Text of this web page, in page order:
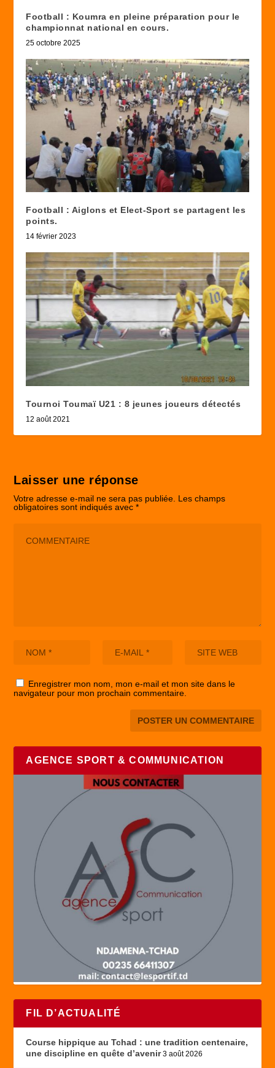
Football : Koumra en pleine préparation pour le
championnat national en cours.
25 octobre 2025
Football : Aiglons et Elect-Sport se partagent les
points.
14 février 2023
Tournoi Toumaï U21 : 8 jeunes joueurs détectés
12 août 2021
Laisser une réponse
Votre adresse e-mail ne sera pas publiée. Les champs
obligatoires sont indiqués avec*
Enregistrer mon nom, mon e-mail et mon site dans le
navigateur pour mon prochain commentaire.
AGENCE SPORT & COMMUNICATION
FIL D’ACTUALITÉ
Course hippique au Tchad : une tradition centenaire,
une discipline en quête d’avenir 3 août 2026